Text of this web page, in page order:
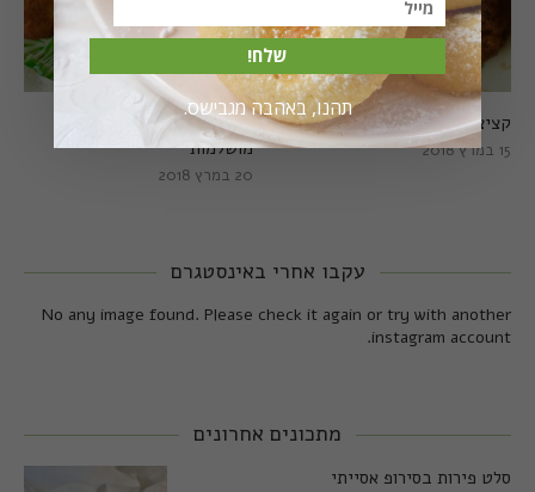
קציצות כרישה טבעוניות
מושלמות
20 במרץ 2018
קציצות כרישה מושלמות
15 במרץ 2018
עקבו אחרי באינסטגרם
No any image found. Please check it again or try with another
instagram account.
מתכונים אחרונים
סלט פירות בסירופ אסייתי
שלח!
תהנו, באהבה מגבישס.